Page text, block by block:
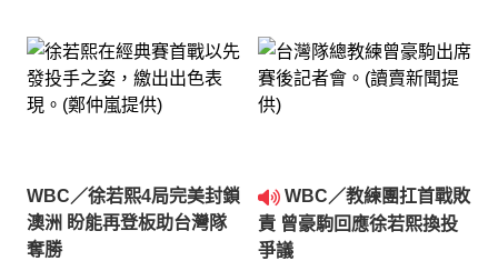
WBC／徐若熙4局完美封鎖
澳洲 盼能再登板助台灣隊
奪勝
WBC／教練團扛首戰敗
責 曾豪駒回應徐若熙換投
爭議